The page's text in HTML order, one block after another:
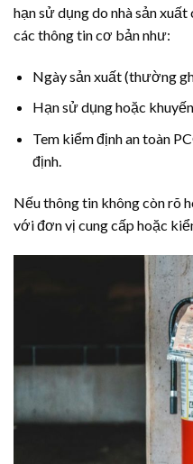
hạn sử dụng do nhà sản
các thông tin cơ bản như:
Ngày sản xuất (thường
Hạn sử dụng hoặc
Tem kiểm định an toàn
định.
Nếu thông tin không còn rõ
với đơn vị cung cấp hoặc